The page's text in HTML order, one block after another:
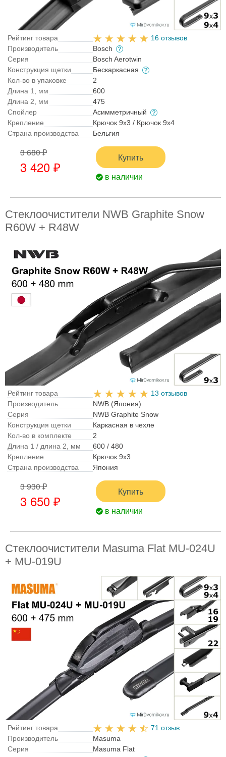
Рейтинг товара
16 отзывов
Производитель
Bosch
Серия
Bosch Aerotwin
Конструкция щетки
Бескаркасная
Кол-во в упаковке
2
Длина 1, мм
600
Длина 2, мм
475
Спойлер
Асимметричный
Крепление
Крючок 9x3 / Крючок 9x4
Страна производства
Бельгия
3 680 ₽
3 420 ₽
Купить
в наличии
Стеклоочистители NWB Graphite Snow
R60W + R48W
Рейтинг товара
13 отзывов
Производитель
NWB (Япония)
Серия
NWB Graphite Snow
Конструкция щетки
Каркасная в чехле
Кол-во в комплекте
2
Длина 1 / длина 2, мм
600 / 480
Крепление
Крючок 9x3
Страна производства
Япония
3 930 ₽
3 650 ₽
Купить
в наличии
Стеклоочистители Masuma Flat MU-024U
+ MU-019U
Рейтинг товара
71 отзыв
Производитель
Masuma
Серия
Masuma Flat